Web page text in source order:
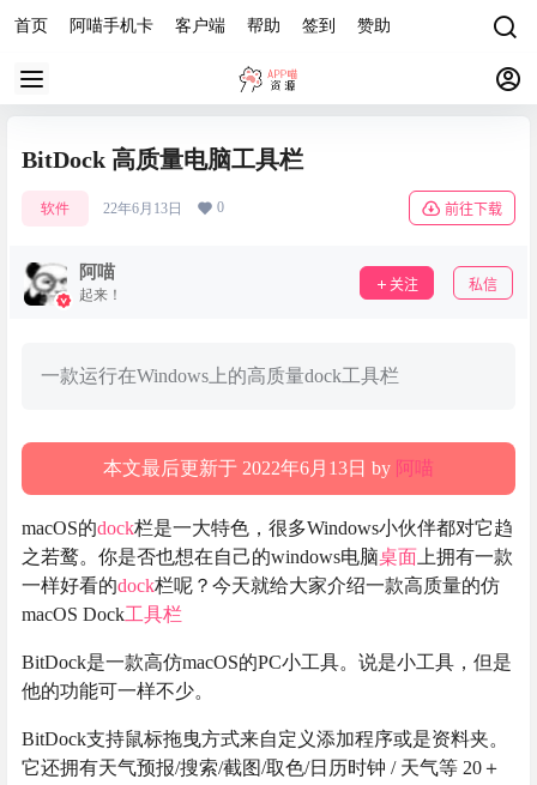
首页 阿喵手机卡 客户端 帮助 签到 赞助
BitDock 高质量电脑工具栏
软件 22年6月13日 0 前往下载
阿喵
起来！
关注 私信
一款运行在Windows上的高质量dock工具栏
本文最后更新于 2022年6月13日 by 阿喵
macOS的dock栏是一大特色，很多Windows小伙伴都对它趋
之若鹜。你是否也想在自己的windows电脑桌面 上拥有一款
一样好看的dock栏呢？今天就给大家介绍一款高质量的仿
macOS Dock工具栏
BitDock是一款高仿macOS的PC小工具。说是小工具，但是
他的功能可一样不少。
BitDock支持鼠标拖曳方式来自定义添加程序或是资料夹。
它还拥有天气预报/搜索/截图/取色/日历时钟 / 天气等 20＋